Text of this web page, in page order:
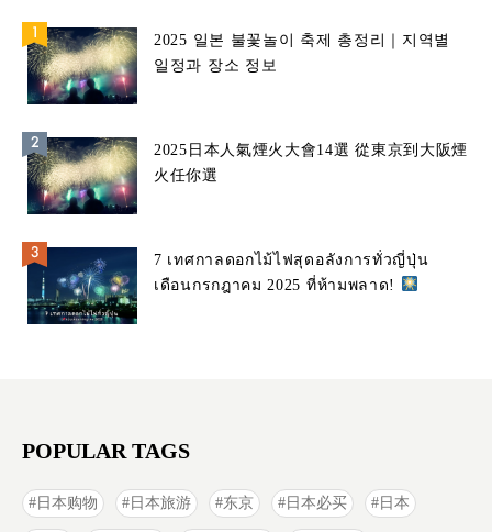
2025 일본 불꽃놀이 축제 총정리｜지역별
일정과 장소 정보
2025日本人氣煙火大會14選 從東京到大阪煙
火任你選
7 เทศกาลดอกไม้ไฟสุดอลังการทั่วญี่ปุ่น
เดือนกรกฎาคม 2025 ที่ห้ามพลาด!
POPULAR TAGS
日本购物 日本旅游 东京 日本必买 日本